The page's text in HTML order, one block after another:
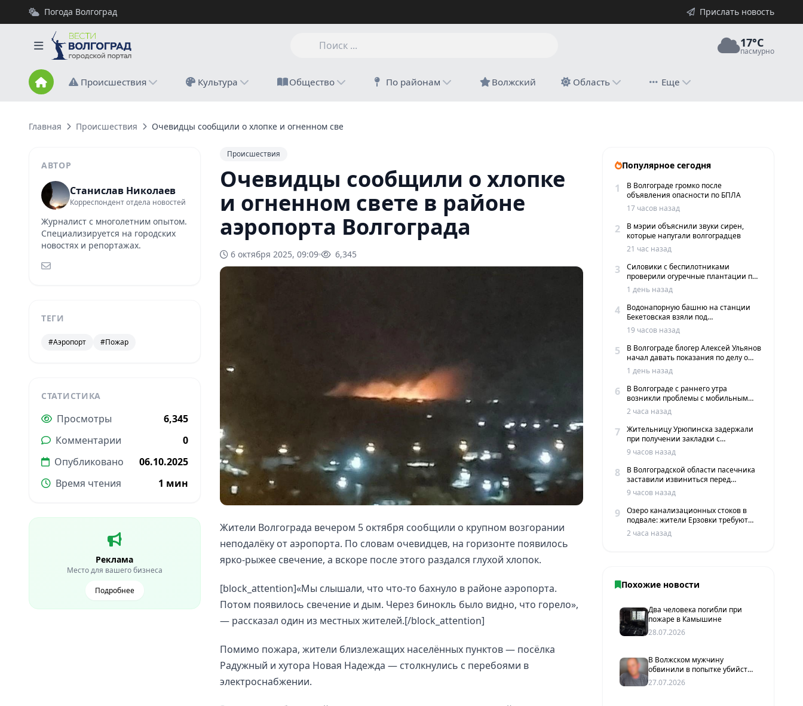
Погода Волгоград Прислать новость
17°C
пасмурно
Происшествия Культура Общество По районам Волжский Область Еще
Главная Происшествия Очевидцы сообщили о хлопке и огненном свете в районе аэропорта Волгограда
АВТОР
Станислав Николаев
Корреспондент отдела новостей
Журналист с многолетним опытом.
Специализируется на городских
новостях и репортажах.
ТЕГИ
#Аэропорт #Пожар
СТАТИСТИКА
Просмотры
6,345
Комментарии
0
Опубликовано
06.10.2025
Время чтения
1 мин
Реклама
Место для вашего бизнеса
Подробнее
Происшествия
Очевидцы сообщили о хлопке
и огненном свете в районе
аэропорта Волгограда
6 октября 2025, 09:09 6,345
Жители Волгограда вечером 5 октября сообщили о крупном возгорании
неподалёку от аэропорта. По словам очевидцев, на горизонте появилось
ярко-рыжее свечение, а вскоре после этого раздался глухой хлопок.
[block_attention]«Мы слышали, что что-то бахнуло в районе аэропорта.
Потом появилось свечение и дым. Через бинокль было видно, что горело»,
— рассказал один из местных жителей.[/block_attention]
Помимо пожара, жители близлежащих населённых пунктов — посёлка
Радужный и хутора Новая Надежда — столкнулись с перебоями в
электроснабжении.
Популярное сегодня
1
В Волгограде громко после
объявления опасности по БПЛА
17 часов назад
2
В мэрии объяснили звуки сирен,
которые напугали волгоградцев
21 час назад
3
Силовики с беспилотниками
проверили огуречные плантации под
Волгоградом
1 день назад
4
Водонапорную башню на станции
Бекетовская взяли под
государственную охрану
19 часов назад
5
В Волгограде блогер Алексей Ульянов
начал давать показания по делу о
вымогательстве
1 день назад
6
В Волгограде с раннего утра
возникли проблемы с мобильным
интернетом и сервисами такси
2 часа назад
7
Жительницу Урюпинска задержали
при получении закладки с
мефедроном в Волгограде
9 часов назад
8
В Волгоградской области пасечника
заставили извиниться перед
жителями хутора
9 часов назад
9
Озеро канализационных стоков в
подвале: жители Ерзовки требуют
срочных мер
2 часа назад
Похожие новости
Два человека погибли при
пожаре в Камышине
28.07.2026
В Волжском мужчину
обвинили в попытке убийства
супруги после семейного
конфликта
27.07.2026